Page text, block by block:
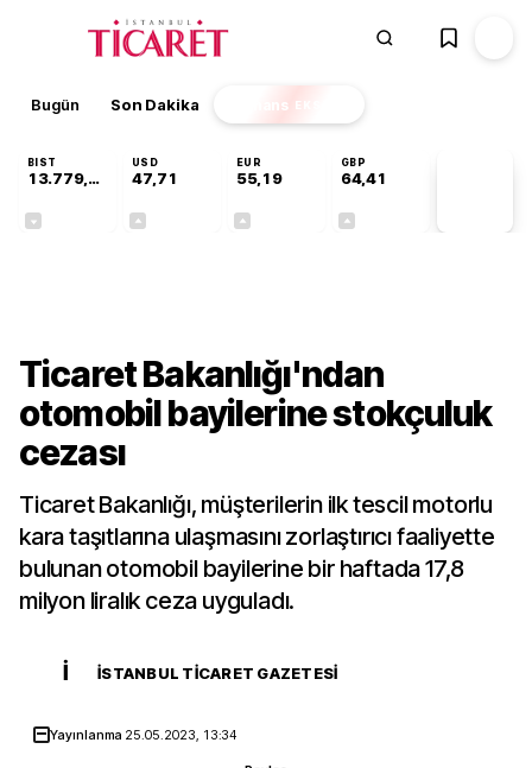
Bugün Son Dakika Finans EKSTRA
BIST
13.779,39
USD
47,71
EUR
55,19
GBP
64,41
Ticaret Bakanlığı'ndan
otomobil bayilerine stokçuluk
cezası
Ticaret Bakanlığı, müşterilerin ilk tescil motorlu
kara taşıtlarına ulaşmasını zorlaştırıcı faaliyette
bulunan otomobil bayilerine bir haftada 17,8
milyon liralık ceza uyguladı.
İ İSTANBUL TICARET GAZETESI
Yayınlanma 25.05.2023, 13:34